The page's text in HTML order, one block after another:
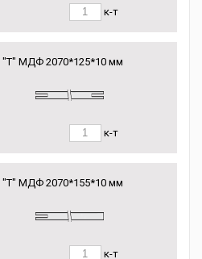
к-т
МДФ 2070*125*10 мм
к-т
МДФ 2070*155*10 мм
к-т